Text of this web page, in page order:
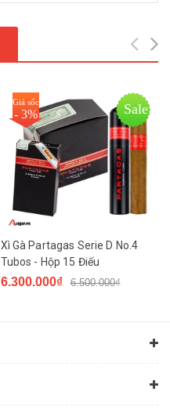
Sale
Giá sốc
- 3%
Xì Gà Partagas Serie D No.4
Tubos - Hộp 15 Điếu
6.300.000₫ 6.500.000₫
next